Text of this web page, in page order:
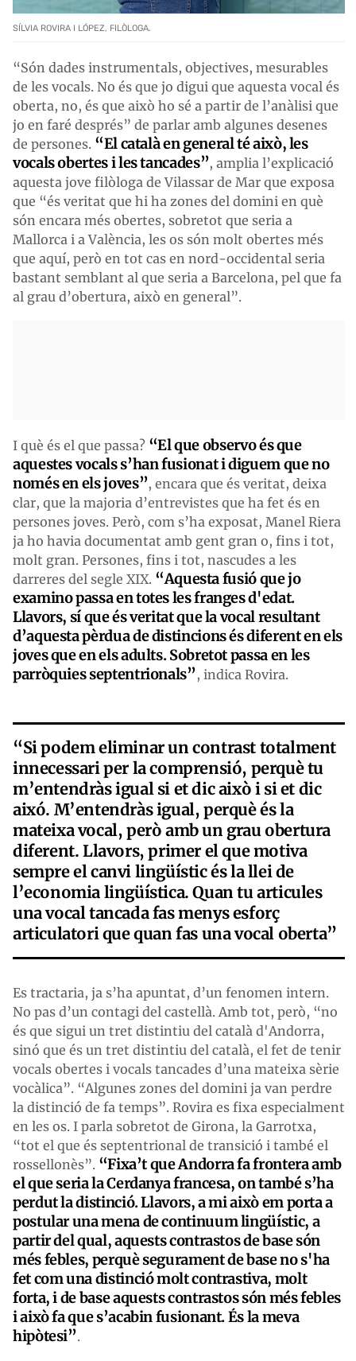
SÍLVIA ROVIRA I LÓPEZ, FILÒLOGA.
“Són dades instrumentals, objectives, mesurables
de les vocals. No és que jo digui que aquesta vocal és
oberta, no, és que això ho sé a partir de l’anàlisi que
jo en faré després” de parlar amb algunes desenes
de persones. “El català en general té això, les
vocals obertes i les tancades”, amplia l’explicació
aquesta jove filòloga de Vilassar de Mar que exposa
que “és veritat que hi ha zones del domini en què
són encara més obertes, sobretot que seria a
Mallorca i a València, les os són molt obertes més
que aquí, però en tot cas en nord-occidental seria
bastant semblant al que seria a Barcelona, pel que fa
al grau d’obertura, això en general”.
I què és el que passa? “El que observo és que
aquestes vocals s’han fusionat i diguem que no
només en els joves”, encara que és veritat, deixa
clar, que la majoria d’entrevistes que ha fet és en
persones joves. Però, com s’ha exposat, Manel Riera
ja ho havia documentat amb gent gran o, fins i tot,
molt gran. Persones, fins i tot, nascudes a les
darreres del segle XIX. “Aquesta fusió que jo
examino passa en totes les franges d'edat.
Llavors, sí que és veritat que la vocal resultant
d’aquesta pèrdua de distincions és diferent en els
joves que en els adults. Sobretot passa en les
parròquies septentrionals”, indica Rovira.
“Si podem eliminar un contrast totalment
innecessari per la comprensió, perquè tu
m’entendràs igual si et dic això i si et dic
aixó. M’entendràs igual, perquè és la
mateixa vocal, però amb un grau obertura
diferent. Llavors, primer el que motiva
sempre el canvi lingüístic és la llei de
l’economia lingüística. Quan tu articules
una vocal tancada fas menys esforç
articulatori que quan fas una vocal oberta”
Es tractaria, ja s’ha apuntat, d’un fenomen intern.
No pas d’un contagi del castellà. Amb tot, però, “no
és que sigui un tret distintiu del català d'Andorra,
sinó que és un tret distintiu del català, el fet de tenir
vocals obertes i vocals tancades d’una mateixa sèrie
vocàlica”. “Algunes zones del domini ja van perdre
la distinció de fa temps”. Rovira es fixa especialment
en les os. I parla sobretot de Girona, la Garrotxa,
“tot el que és septentrional de transició i també el
rossellonès”. “Fixa’t que Andorra fa frontera amb
el que seria la Cerdanya francesa, on també s’ha
perdut la distinció. Llavors, a mi això em porta a
postular una mena de continuum lingüístic, a
partir del qual, aquests contrastos de base són
més febles, perquè segurament de base no s'ha
fet com una distinció molt contrastiva, molt
forta, i de base aquests contrastos són més febles
i això fa que s’acabin fusionant. És la meva
hipòtesi”.